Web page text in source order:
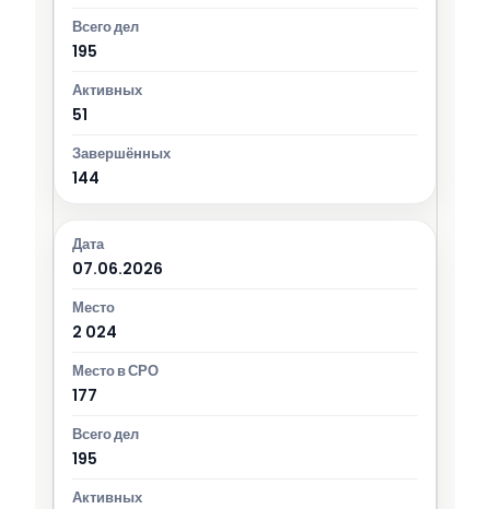
195
51
144
07.06.2026
2 024
177
195